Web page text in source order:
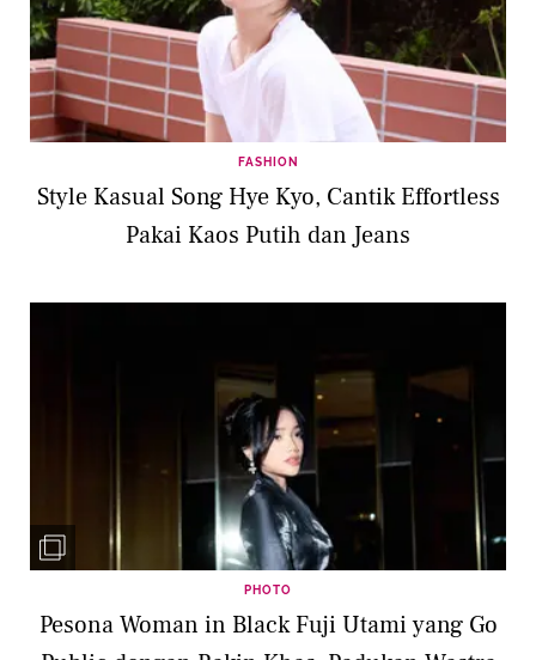
FASHION
Style Kasual Song Hye Kyo, Cantik Effortless
Pakai Kaos Putih dan Jeans
PHOTO
Pesona Woman in Black Fuji Utami yang Go